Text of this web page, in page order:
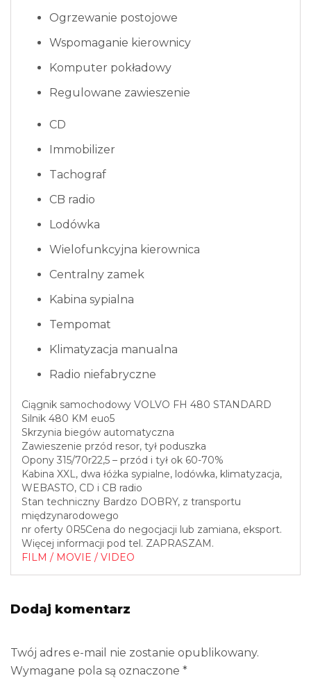
Ogrzewanie postojowe
Wspomaganie kierownicy
Komputer pokładowy
Regulowane zawieszenie
CD
Immobilizer
Tachograf
CB radio
Lodówka
Wielofunkcyjna kierownica
Centralny zamek
Kabina sypialna
Tempomat
Klimatyzacja manualna
Radio niefabryczne
Ciągnik samochodowy VOLVO FH 480 STANDARD
Silnik 480 KM euo5
Skrzynia biegów automatyczna
Zawieszenie przód resor, tył poduszka
Opony 315/70r22,5 – przód i tył ok 60-70%
Kabina XXL, dwa łóżka sypialne, lodówka, klimatyzacja,
WEBASTO, CD i CB radio
Stan techniczny Bardzo DOBRY, z transportu
międzynarodowego
nr oferty 0R5Cena do negocjacji lub zamiana, eksport.
Więcej informacji pod tel. ZAPRASZAM.
FILM / MOVIE / VIDEO
Dodaj komentarz
Twój adres e-mail nie zostanie opublikowany.
Wymagane pola są oznaczone *